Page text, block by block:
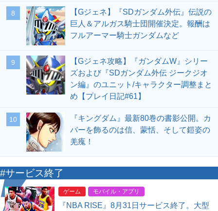
8
【Gジェネ】『SDガンダム外伝』伝説の
巨人＆アルガス騎士団開催決定。報酬は
フルアーマー騎士ガンダムなど
9
【Gジェネ攻略】『ガンダムW』シリー
ズおよび『SDガンダム外伝 ジークジオ
ン編』のユニット/キャラクター調整まと
め【プレイ日記#61】
10
『キングダム』最新80巻の書影公開。カ
バーを飾るのは信、蒙恬、そして鎧姿の
羌瘣！
#サービス終了
ゲーム モバイル・アプリ
『NBA RISE』8月31日サービス終了。大型